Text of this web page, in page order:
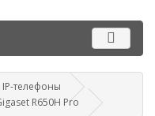
IP-телефоны
R650H Pro